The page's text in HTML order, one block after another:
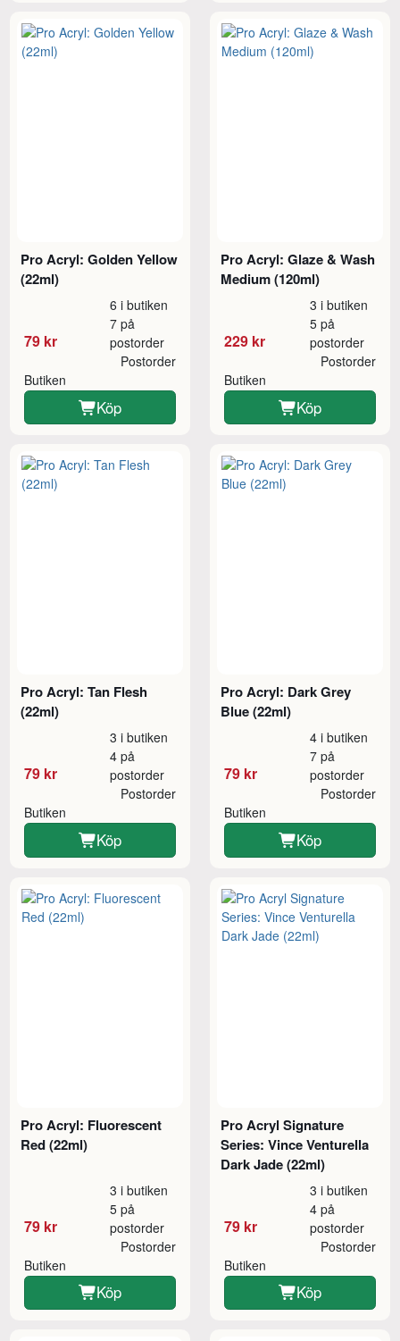
Pro Acryl: Golden Yellow
(22ml)
79 kr
6 i butiken
7 på
postorder
Butiken
Postorder
Köp
Pro Acryl: Glaze & Wash
Medium (120ml)
229 kr
3 i butiken
5 på
postorder
Butiken
Postorder
Köp
Pro Acryl: Tan Flesh
(22ml)
79 kr
3 i butiken
4 på
postorder
Butiken
Postorder
Köp
Pro Acryl: Dark Grey
Blue (22ml)
79 kr
4 i butiken
7 på
postorder
Butiken
Postorder
Köp
Pro Acryl: Fluorescent
Red (22ml)
79 kr
3 i butiken
5 på
postorder
Butiken
Postorder
Köp
Pro Acryl Signature
Series: Vince Venturella
Dark Jade (22ml)
79 kr
3 i butiken
4 på
postorder
Butiken
Postorder
Köp